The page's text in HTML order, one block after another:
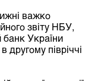
важко
звіту НБУ,
банк України
півріччі